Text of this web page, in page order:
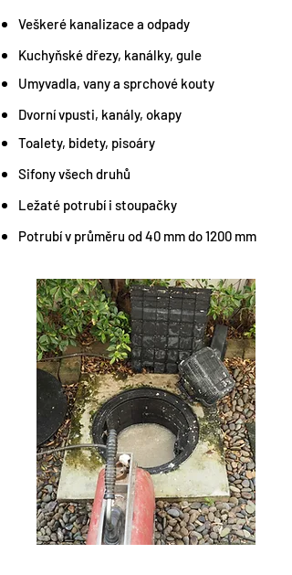
Veškeré kanalizace a odpady
Kuchyňské dřezy, kanálky, gule
Umyvadla, vany a sprchové kouty
Dvorní vpusti, kanály, okapy
Toalety, bidety, pisoáry
Sifony všech druhů
Ležaté potrubí i stoupačky
Potrubí v průměru od 40 mm do 1200 mm